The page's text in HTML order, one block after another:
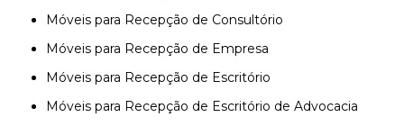
Móveis para Recepção de Consultório
Móveis para Recepção de Empresa
Móveis para Recepção de Escritório
Móveis para Recepção de Escritório de Advocacia